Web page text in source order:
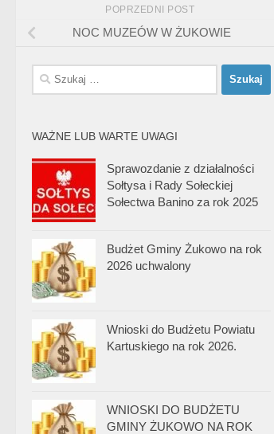
POPRZEDNI POST
NOC MUZEÓW W ŻUKOWIE
Szukaj:
WAŻNE LUB WARTE UWAGI
Sprawozdanie z działalności
Sołtysa i Rady Sołeckiej
Sołectwa Banino za rok 2025
Budżet Gminy Żukowo na rok
2026 uchwalony
Wnioski do Budżetu Powiatu
Kartuskiego na rok 2026.
WNIOSKI DO BUDŻETU
GMINY ŻUKOWO NA ROK